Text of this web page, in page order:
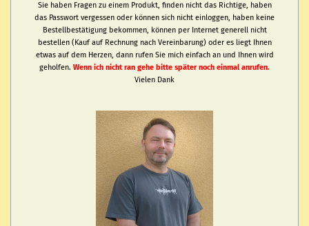
Sie haben Fragen zu einem Produkt, finden nicht das Richtige, haben
das Passwort vergessen oder können sich nicht einloggen, haben keine
Bestellbestätigung bekommen, können per Internet generell nicht
bestellen (Kauf auf Rechnung nach Vereinbarung) oder es liegt Ihnen
etwas auf dem Herzen, dann rufen Sie mich einfach an und Ihnen wird
geholfen. Wenn ich nicht ran gehe bitte später noch einmal anrufen.
Vielen Dank